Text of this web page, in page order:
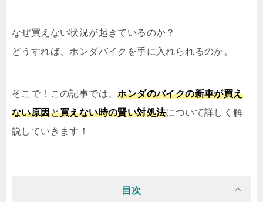
なぜ買えない状況が起きているのか？
どうすれば、ホンダバイクを手に入れられるのか。
そこで！この記事では、ホンダのバイクの新車が買え
ない原因と買えない時の賢い対処法について詳しく解
説していきます！
目次